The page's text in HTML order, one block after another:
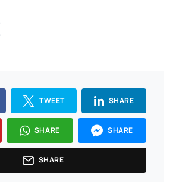
TWEET SHARE
SHARE SHARE
SHARE